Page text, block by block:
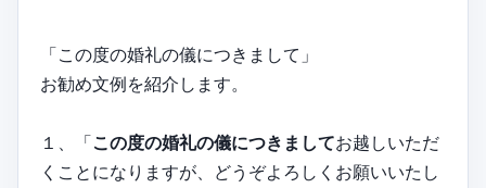
「この度の婚礼の儀につきまして」
お勧め文例を紹介します。
１、「この度の婚礼の儀につきましてお越しいただ
くことになりますが、どうぞよろしくお願いいたし